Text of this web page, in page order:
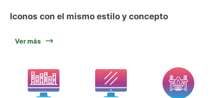
Iconos con el mismo estilo y concepto
Ver más